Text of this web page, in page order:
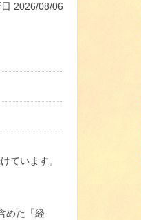
2026/08/06
ています。
めた「経